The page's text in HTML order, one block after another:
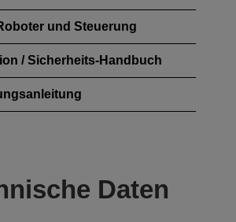
und Steuerung
/ Sicherheits-Handbuch
Daten